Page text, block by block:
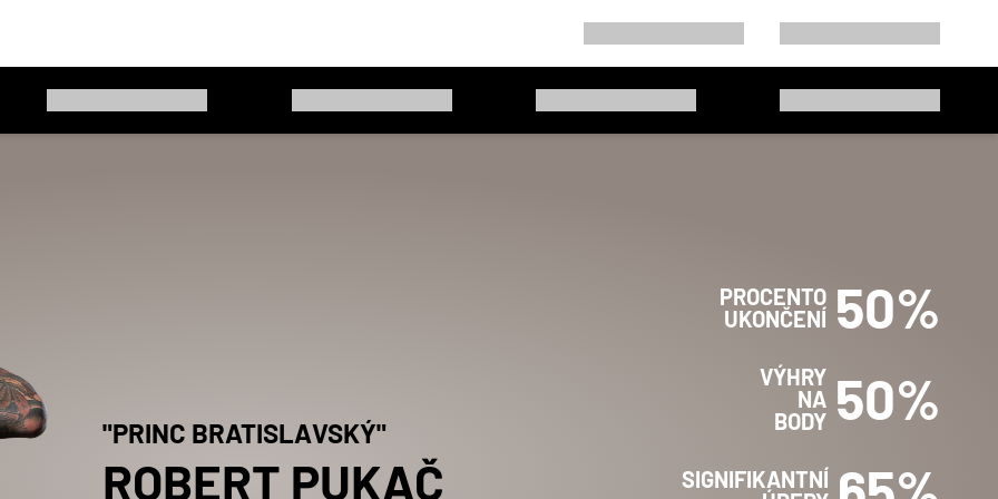
"PRINC BRATISLAVSKÝ"
ROBERT PUKAČ
PROCENTO
UKONČENÍ 50%
VÝHRY
NA
BODY 50%
SIGNIFIKANTNÍ